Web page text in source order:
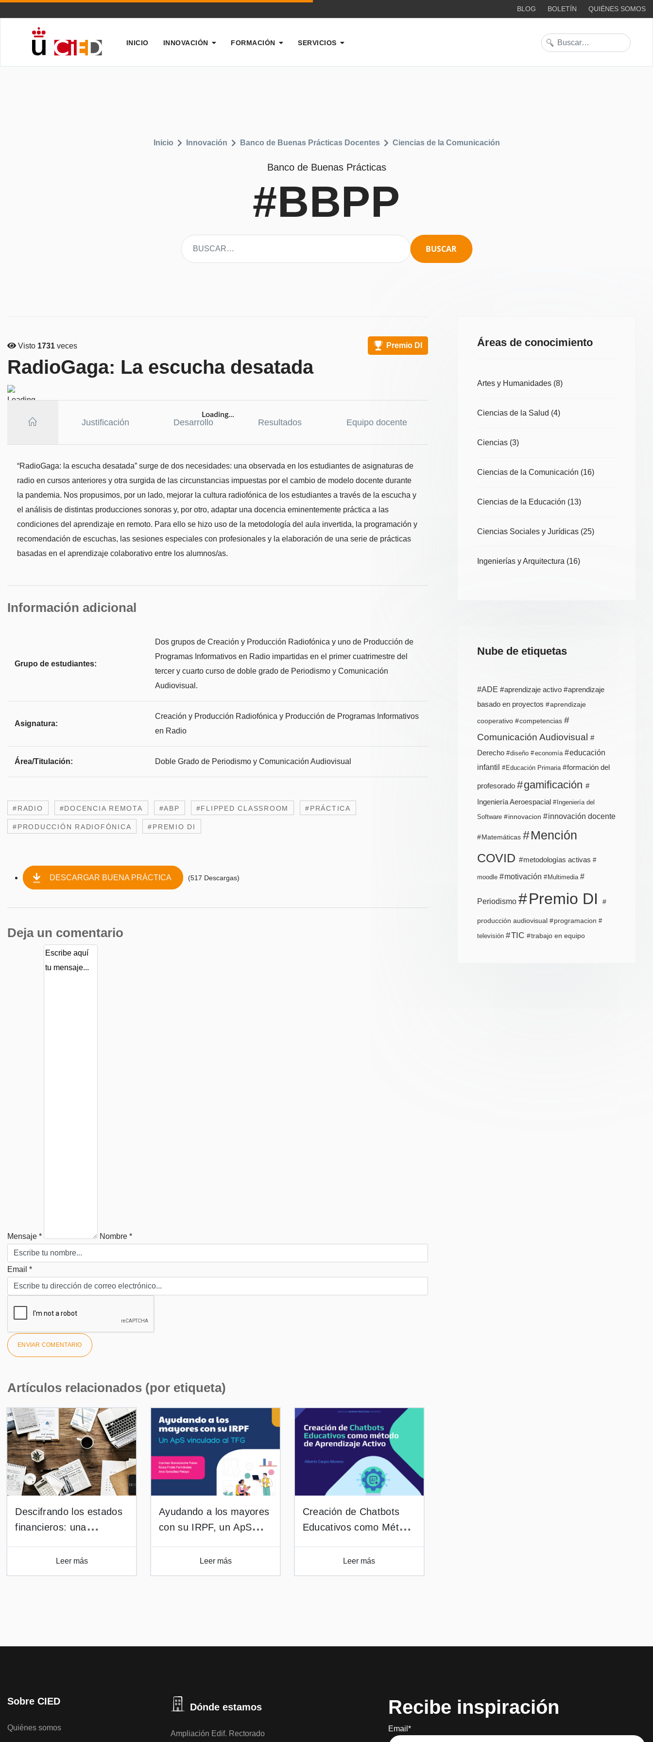
BLOG BOLETÍN QUIÉNES SOMOS
INICIO INNOVACIÓN FORMACIÓN SERVICIOS Buscar
#BBPP
Banco de Buenas Prácticas
Inicio Innovación Banco de Buenas Prácticas Docentes Ciencias de la Comunicación
BUSCAR
Loading...
Visto 1731 veces Premio DI
RadioGaga: La escucha desatada
Justificación Desarrollo Resultados Equipo docente
“RadioGaga: la escucha desatada” surge de dos necesidades: una observada en los estudiantes de asignaturas de
radio en cursos anteriores y otra surgida de las circunstancias impuestas por el cambio de modelo docente durante
la pandemia. Nos propusimos, por un lado, mejorar la cultura radiofónica de los estudiantes a través de la escucha y
el análisis de distintas producciones sonoras y, por otro, adaptar una docencia eminentemente práctica a las
condiciones del aprendizaje en remoto. Para ello se hizo uso de la metodología del aula invertida, la programación y
recomendación de escuchas, las sesiones especiales con profesionales y la elaboración de una serie de prácticas
basadas en el aprendizaje colaborativo entre los alumnos/as.
Información adicional
Grupo de estudiantes:
Dos grupos de Creación y Producción Radiofónica y uno de Producción de
Programas Informativos en Radio impartidas en el primer cuatrimestre del
tercer y cuarto curso de doble grado de Periodismo y Comunicación
Audiovisual.
Asignatura:
Creación y Producción Radiofónica y Producción de Programas Informativos
en Radio
Área/Titulación: Doble Grado de Periodismo y Comunicación Audiovisual
#RADIO #DOCENCIA REMOTA #ABP #FLIPPED CLASSROOM #PRÁCTICA
#PRODUCCIÓN RADIOFÓNICA #PREMIO DI
DESCARGAR BUENA PRÁCTICA (517 Descargas)
Deja un comentario
Mensaje * Nombre *
Email *
Artículos relacionados (por etiqueta)
Descifrando los estados
financieros: una
compromiso del
alumnado
Leer más
Ayudando a los mayores
con su IRPF, un ApS
Leer más
Creación de Chatbots
Educativos como Método
Leer más
Áreas de conocimiento
Artes y Humanidades (8)
Ciencias de la Salud (4)
Ciencias (3)
Ciencias de la Comunicación (16)
Ciencias de la Educación (13)
Ciencias Sociales y Jurídicas (25)
Ingenierías y Arquitectura (16)
Nube de etiquetas
ADE aprendizaje activo aprendizaje
basado en proyectos
aprendizaje
cooperativo competencias
Comunicación Audiovisual
Derecho diseño economía educación
infantil
Educación Primaria formación del
profesorado gamificación
Ingeniería Aeroespacial Ingeniería del
Software
innovacion innovación docente
Matemáticas Mención
COVID
metodologías activas
moodle motivación Multimedia
Periodismo Premio DI
producción audiovisual programacion
televisión TIC trabajo en equipo
Sobre CIED
Quiénes somos
Dónde estamos
Ampliación Edif. Rectorado
Recibe inspiración
Email*